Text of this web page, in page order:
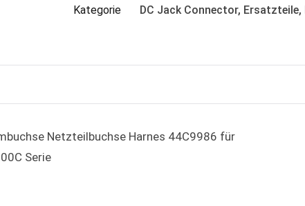
Kategorie
DC Jack Connector, Ersatzteile,
Netzteilbuchse Harnes 44C9986 für
Serie